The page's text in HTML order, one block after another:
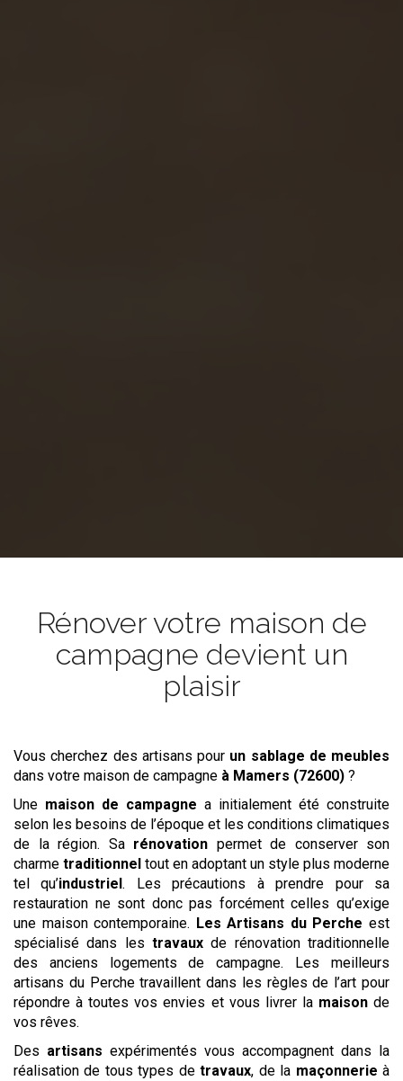
Rénover votre maison de
campagne devient un
plaisir
Vous cherchez des artisans pour un sablage de meubles
dans votre maison de campagne à Mamers (72600) ?
Une maison de campagne a initialement été construite
selon les besoins de l’époque et les conditions climatiques
de la région. Sa rénovation permet de conserver son
charme traditionnel tout en adoptant un style plus moderne
tel qu’industriel. Les précautions à prendre pour sa
restauration ne sont donc pas forcément celles qu’exige
une maison contemporaine. Les Artisans du Perche est
spécialisé dans les travaux de rénovation traditionnelle
des anciens logements de campagne. Les meilleurs
artisans du Perche travaillent dans les règles de l’art pour
répondre à toutes vos envies et vous livrer la maisonde
vos rêves.
Des artisans expérimentés vous accompagnent dans la
réalisation de tous types detravaux, de la maçonnerie à